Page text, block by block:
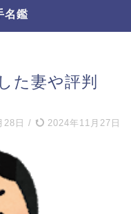
名鑑
た妻や評判
28日 / 2024年11月27日